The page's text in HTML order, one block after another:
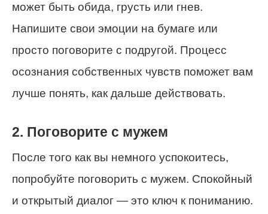
может быть обида, грусть или гнев.
Напишите свои эмоции на бумаге или
просто поговорите с подругой. Процесс
осознания собственных чувств поможет вам
лучше понять, как дальше действовать.
2. Поговорите с мужем
После того как вы немного успокоитесь,
попробуйте поговорить с мужем. Спокойный
и открытый диалог — это ключ к пониманию.